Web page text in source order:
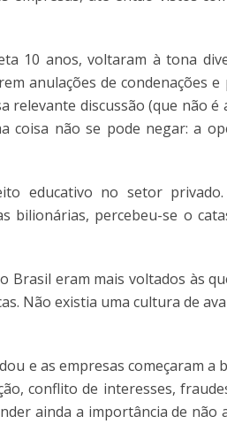
10 anos, voltaram à tona
anulações de condenações
relevante discussão (que não
coisa não se pode negar: a
educativo no setor
bilionárias, percebeu-se o
Brasil eram mais voltados às
Não existia uma cultura de
e as empresas começaram
conflito de interesses,
ainda a importância de não